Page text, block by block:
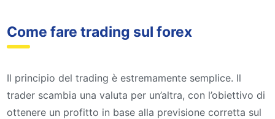
Come fare trading sul forex
Il principio del trading è estremamente semplice. Il
trader scambia una valuta per un’altra, con l’obiettivo di
ottenere un profitto in base alla previsione corretta sul